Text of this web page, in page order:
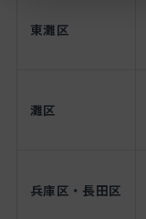
東灘区
灘区
兵庫区・長田区